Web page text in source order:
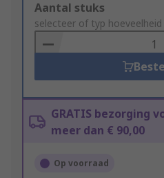
Add
to
Basket
Aantal stuks
selecteer of typ hoeveelheid
GRATIS bezorging
meer dan € 90,00
Op voorraad